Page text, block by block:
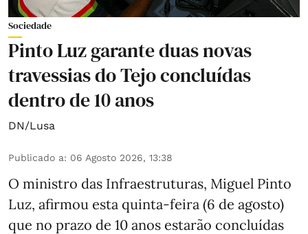
Sociedade
Pinto Luz garante duas novas
travessias do Tejo concluídas
dentro de 10 anos
DN/Lusa
Publicado a: 06 Agosto 2026, 13:38
O ministro das Infraestruturas, Miguel Pinto
Luz, afirmou esta quinta-feira (6 de agosto)
que no prazo de 10 anos estarão concluídas